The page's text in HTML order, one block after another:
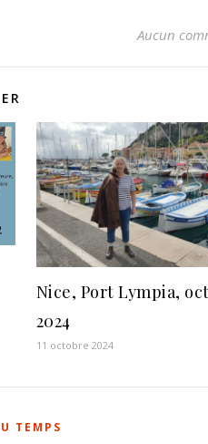
Aucun
Nice, Port Lympia,
2024
11 octobre 2024
TEMPS